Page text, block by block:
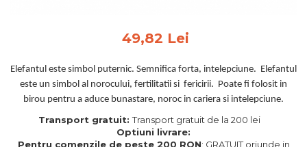
Aromaterapie
Papioane din lemn
Decoratiuni pentru casa
Genti si portofele barbati din
49,82 Lei
Elefantul este simbol puternic. Semnifica forta, intelepciune. Elefantul
este un simbol al norocului, fertilitatii si fericirii. Poate fi folosit in
birou pentru a aduce bunastare, noroc in cariera si intelepciune.
Transport gratuit:Transport gratuit de la 200 lei
Optiuni livrare:
Pentru comenzile de peste 200 RON: GRATUIT oriunde in